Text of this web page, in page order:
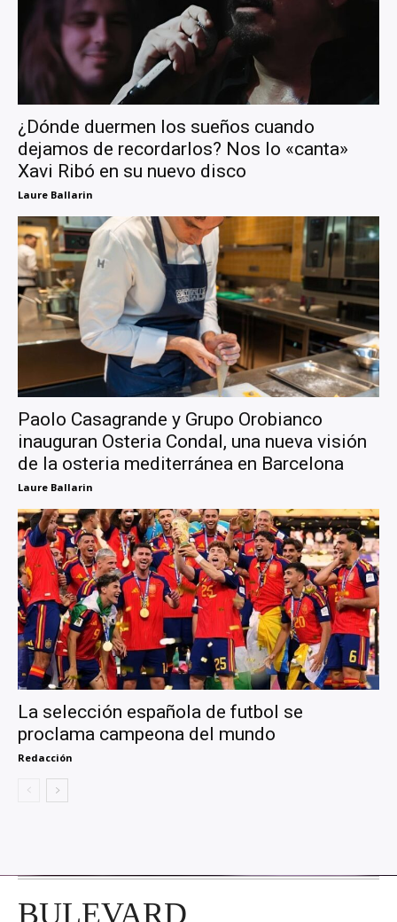
¿Dónde duermen los sueños cuando
dejamos de recordarlos? Nos lo «canta»
Xavi Ribó en su nuevo disco
Laure Ballarin
Paolo Casagrande y Grupo Orobianco
inauguran Osteria Condal, una nueva visión
de la osteria mediterránea en Barcelona
Laure Ballarin
La selección española de futbol se
proclama campeona del mundo
Redacción
BULEVARD